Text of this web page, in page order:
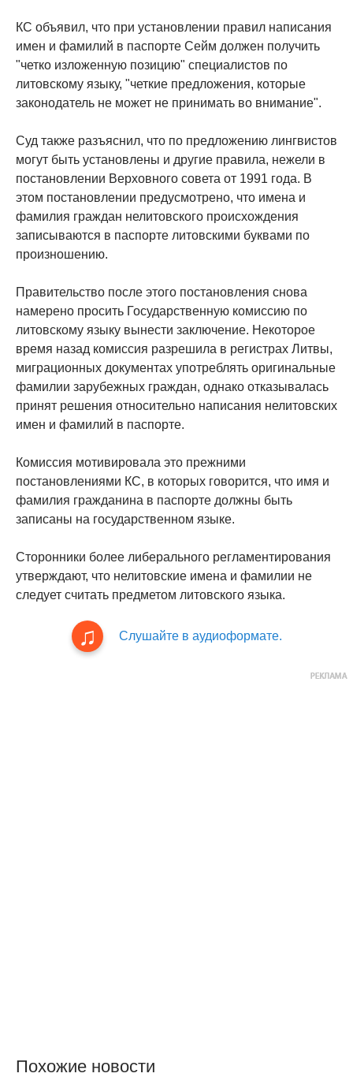
КС объявил, что при установлении правил написания
имен и фамилий в паспорте Сейм должен получить
"четко изложенную позицию" специалистов по
литовскому языку, "четкие предложения, которые
законодатель не может не принимать во внимание".
Суд также разъяснил, что по предложению лингвистов
могут быть установлены и другие правила, нежели в
постановлении Верховного совета от 1991 года. В
этом постановлении предусмотрено, что имена и
фамилия граждан нелитовского происхождения
записываются в паспорте литовскими буквами по
произношению.
Правительство после этого постановления снова
намерено просить Государственную комиссию по
литовскому языку вынести заключение. Некоторое
время назад комиссия разрешила в регистрах Литвы,
миграционных документах употреблять оригинальные
фамилии зарубежных граждан, однако отказывалась
принят решения относительно написания нелитовских
имен и фамилий в паспорте.
Комиссия мотивировала это прежними
постановлениями КС, в которых говорится, что имя и
фамилия гражданина в паспорте должны быть
записаны на государственном языке.
Сторонники более либерального регламентирования
утверждают, что нелитовские имена и фамилии не
следует считать предметом литовского языка.
Слушайте в аудиоформате.
Похожие новости